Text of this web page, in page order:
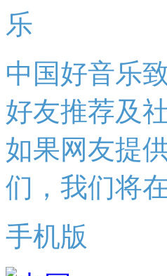
中国好音乐
好友推荐及
如果网友提
们，我们将
手机版